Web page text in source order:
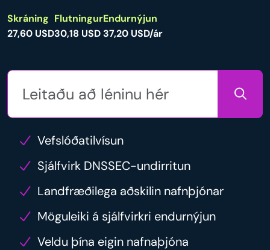
Skráning
27,60 USD
Flutningur
30,18 USD
Endurnýjun
37,20 USD/ár
Vefslóðatilvísun
Sjálfvirk DNSSEC-undirritun
Landfræðilega aðskilin nafnþjónar
Möguleiki á sjálfvirkri endurnýjun
Veldu þína eigin nafnaþjóna